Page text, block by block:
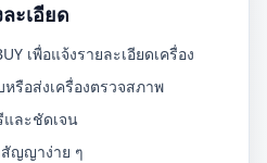
ะเอียด
เพื่อแจ้งรายละเอียดเครื่อง
รือส่งเครื่องตรวจสภาพ
และชัดเจน
ญญาง่าย ๆ